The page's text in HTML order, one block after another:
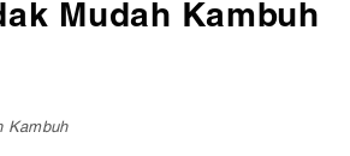
Mudah Kambuh
Kambuh